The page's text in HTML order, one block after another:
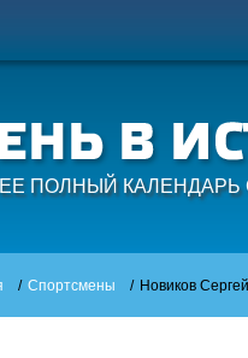
ПОЛНЫЙ
/ Спортсмены / Новиков Сергей